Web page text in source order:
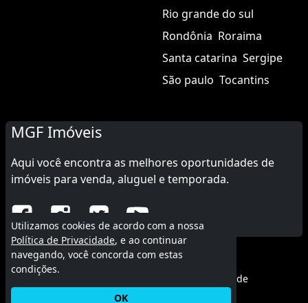
Rio grande do sul
Rondônia Roraima
Santa catarina Sergipe
São paulo Tocantins
MGF Imóveis
Aqui você encontra as melhores oportunidades de
imóveis para venda, aluguel e temporada.
© 2015 - 2026 MGF Imóveis.
Política de privacidade
Utilizamos cookies de acordo com a nossa
Política de Privacidade, e ao continuar
navegando, você concorda com estas
condições.
OK